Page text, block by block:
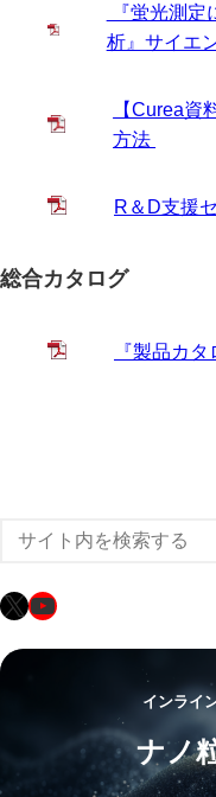
『蛍光測定
析』サイエ
【Curea資
方法
R＆D支援
総合カタログ
『製品カタ
X YouTube
インライ
ナノ